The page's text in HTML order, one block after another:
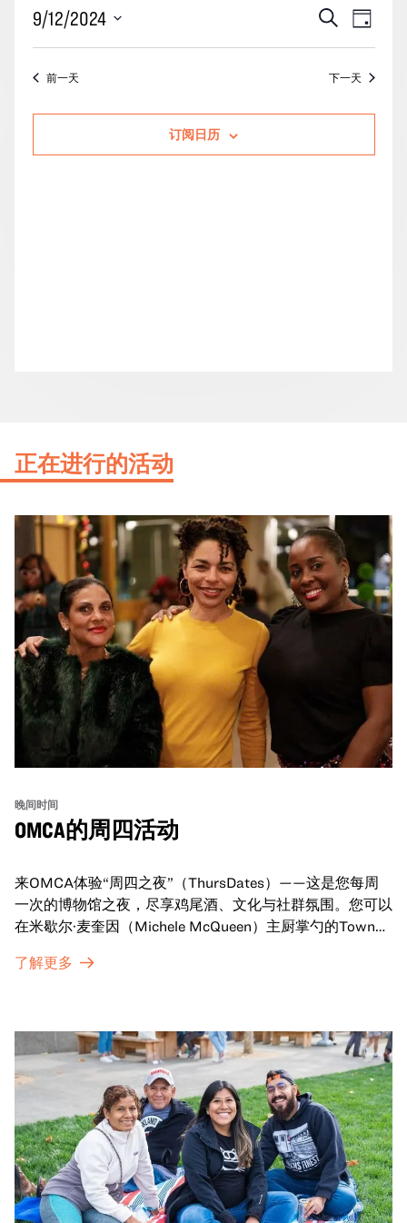
月
12
日
的
活
活
动
搜
索
和
搜
事
件
视
导
天
9/12/2024
日
前一天 下一天
订阅日历
正在进行的活动
晚间时间
OMCA的周四活动
来OMCA体验“周四之夜”（ThursDates）——这是您每周
一次的博物馆之夜，尽享鸡尾酒、文化与社群氛围。您可以
在米歇尔·麦奎因（Michele McQueen）主厨掌勺的Town
探索那些在夜幕下焕发活力的展厅，那里将呈现快闪表演、
了解更多